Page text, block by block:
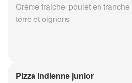
Crème fraiche, poulet en
terre et oignons
Pizza indienne junior